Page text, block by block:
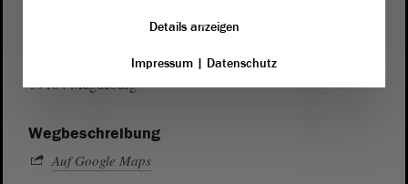
39104 Magdeburg
Wegbeschreibung
Auf Google Maps
Details anzeigen
Impressum| Datenschutz